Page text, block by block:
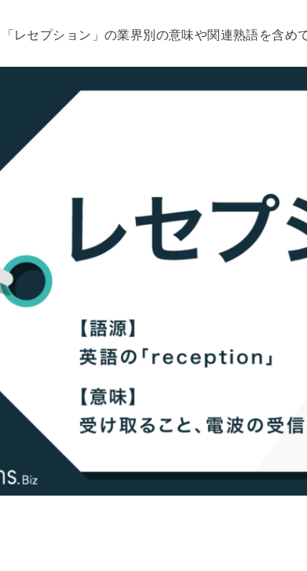
レセプション」の業界別の意味や関連熟語を含め